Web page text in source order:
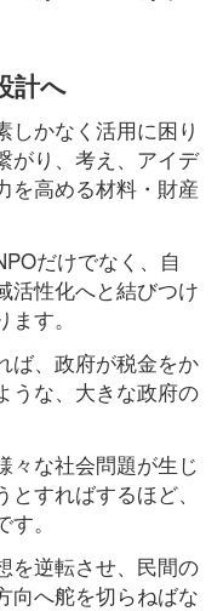
計へ
しかなく活用に困り
がり、考え、アイデ
を高める材料・財産
だけでなく、自
活性化へと結びつけ
す。
ば、政府が税金をか
うな、大きな政府の
々な社会問題が生じ
すればするほど、
。
を逆転させ、民間の
向へ舵を切らねばな